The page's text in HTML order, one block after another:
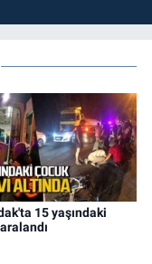
15 yaşındaki